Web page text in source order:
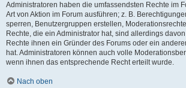
Administratoren haben die umfassendsten Rechte im
Art von Aktion im Forum ausführen; z. B.
sperren, Benutzergruppen erstellen,
Rechte, die ein Administrator hat, sind allerdings
Rechte ihnen ein Gründer des Forums oder ein
hat. Administratoren können auch volle
wenn ihnen das entsprechende Recht erteilt wurde.
Nach oben